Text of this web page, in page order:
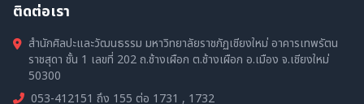
ติดต่อเรา
สำนักศิลปะและวัฒนธรรม มหาวิทยาลัยราชภัฏเชียงใหม่ อาคารเทพรัตน
ราชสุดา ชั้น 1 เลขที่ 202 ถ.ช้างเผือก ต.ช้างเผือก อ.เมือง จ.เชียงใหม่
50300
053-412151 ถึง 155 ต่อ 1731 , 1732